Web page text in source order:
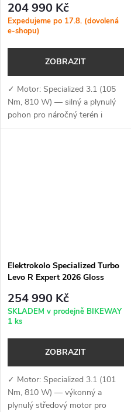
204 990 Kč
Expedujeme po 17.8. (dovolená
e-shopu)
ZOBRAZIT
✓ Motor: Specialized 3.1 (105
Nm, 810 W) — silný a plynulý
pohon pro náročný terén i
dlouhé výjezdy✓ Baterie +
Elektrokolo Specialized Turbo
Levo R Expert 2026 Gloss
254 990 Kč
SKLADEM v prodejně BIKEWAY
1 ks
ZOBRAZIT
✓ Motor: Specialized 3.1 (101
Nm, 810 W) — výkonný a
plynulý středový motor pro